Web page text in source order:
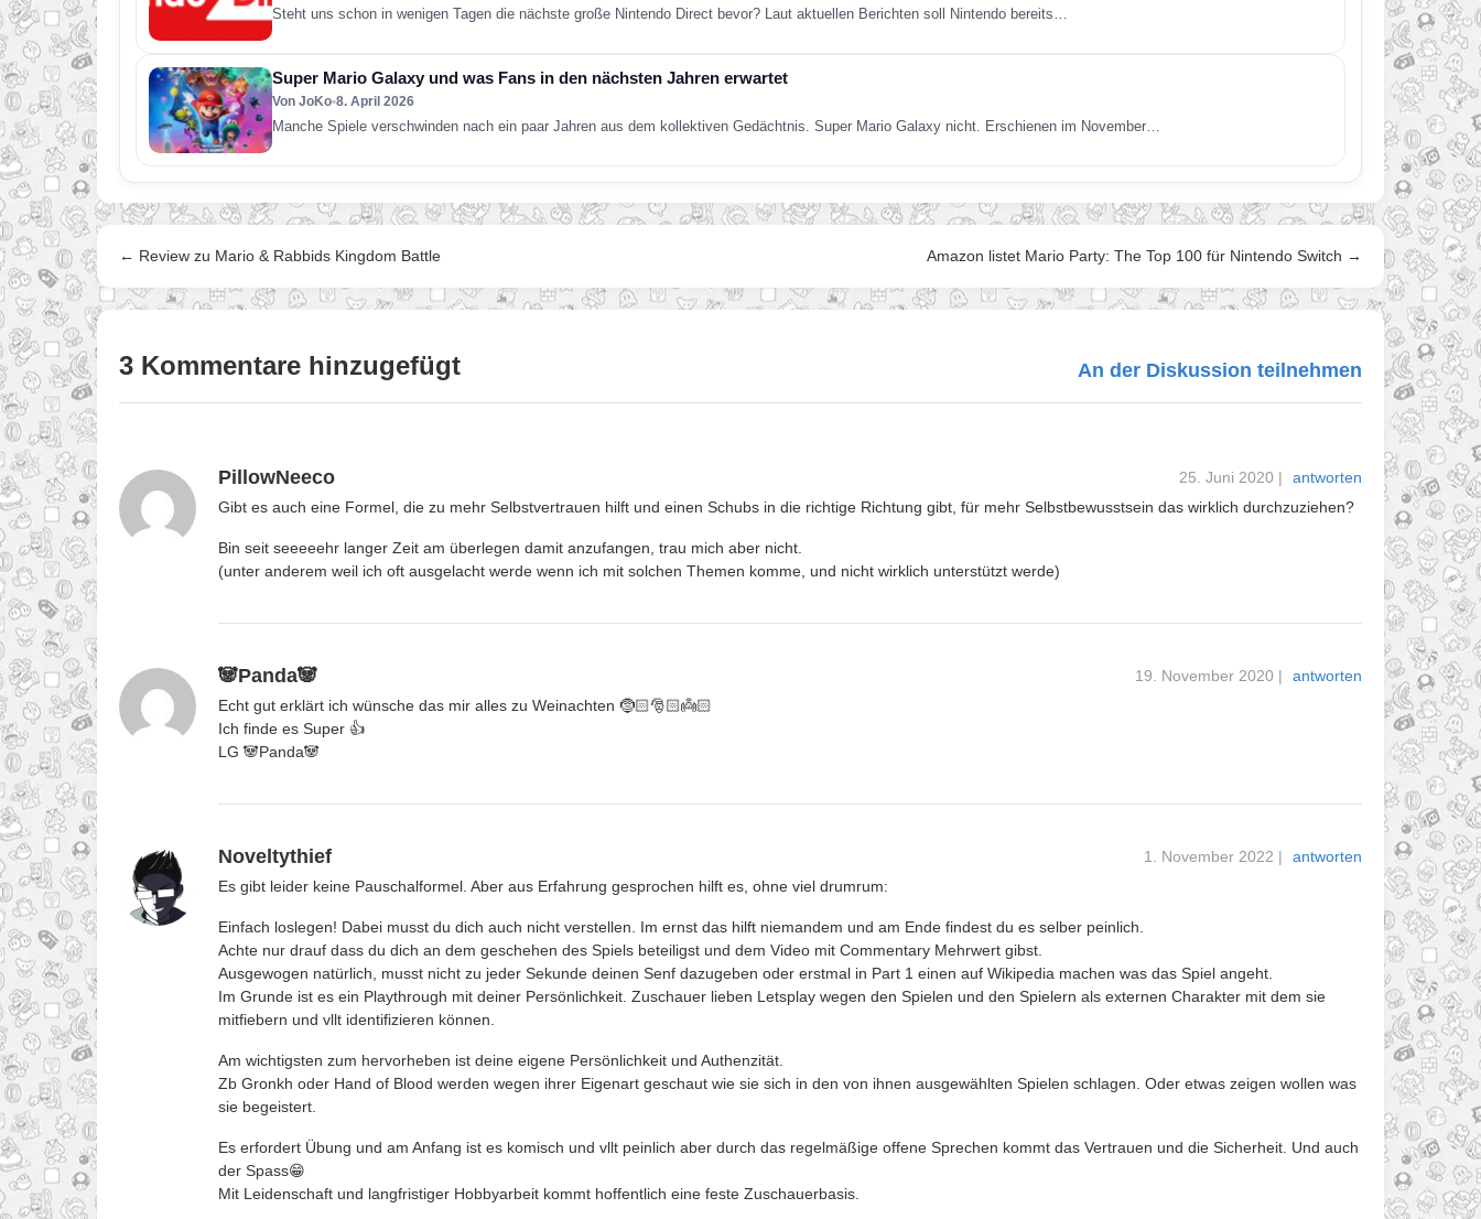
Steht uns schon in wenigen Tagen die nächste große Nintendo Direct bevor? Laut aktuellen Berichten soll Nintendo bereits…
Super Mario Galaxy und was Fans in den nächsten Jahren erwartet
Von JoKo•8. April 2026
Manche Spiele verschwinden nach ein paar Jahren aus dem kollektiven Gedächtnis. Super Mario Galaxy nicht. Erschienen im November…
← Review zu Mario & Rabbids Kingdom Battle Amazon listet Mario Party: The Top 100 für Nintendo Switch →
3 Kommentare hinzugefügt An der Diskussion teilnehmen
PillowNeeco 25. Juni 2020 |
antworten
Gibt es auch eine Formel, die zu mehr Selbstvertrauen hilft und einen Schubs in die richtige Richtung gibt, für mehr Selbstbewusstsein das wirklich durchzuziehen?
Bin seit seeeeehr langer Zeit am überlegen damit anzufangen, trau mich aber nicht.
(unter anderem weil ich oft ausgelacht werde wenn ich mit solchen Themen komme, und nicht wirklich unterstützt werde)
🐼Panda🐼 19. November 2020 |
antworten
Echt gut erklärt ich wünsche das mir alles zu Weinachten 🤶🏻🎅🏻👼🏻
Ich finde es Super 👍
LG 🐼Panda🐼
Noveltythief 1. November 2022 |
antworten
Es gibt leider keine Pauschalformel. Aber aus Erfahrung gesprochen hilft es, ohne viel drumrum:
Einfach loslegen! Dabei musst du dich auch nicht verstellen. Im ernst das hilft niemandem und am Ende findest du es selber peinlich.
Achte nur drauf dass du dich an dem geschehen des Spiels beteiligst und dem Video mit Commentary Mehrwert gibst.
Ausgewogen natürlich, musst nicht zu jeder Sekunde deinen Senf dazugeben oder erstmal in Part 1 einen auf Wikipedia machen was das Spiel angeht.
Im Grunde ist es ein Playthrough mit deiner Persönlichkeit. Zuschauer lieben Letsplay wegen den Spielen und den Spielern als externen Charakter mit dem sie
mitfiebern und vllt identifizieren können.
Am wichtigsten zum hervorheben ist deine eigene Persönlichkeit und Authenzität.
Zb Gronkh oder Hand of Blood werden wegen ihrer Eigenart geschaut wie sie sich in den von ihnen ausgewählten Spielen schlagen. Oder etwas zeigen wollen was
sie begeistert.
Es erfordert Übung und am Anfang ist es komisch und vllt peinlich aber durch das regelmäßige offene Sprechen kommt das Vertrauen und die Sicherheit. Und auch
der Spass😁
Mit Leidenschaft und langfristiger Hobbyarbeit kommt hoffentlich eine feste Zuschauerbasis.